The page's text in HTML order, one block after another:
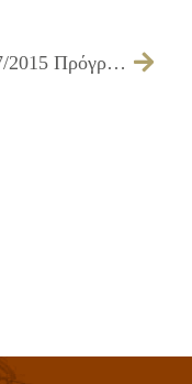
28/07/2015 Πρόγραμμα «Εναρμόνιση οικογενειακής και επαγγελματικής ζωής» της Ε.Ε.Τ.Α.Α.